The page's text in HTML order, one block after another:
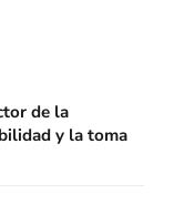
de la
y la toma